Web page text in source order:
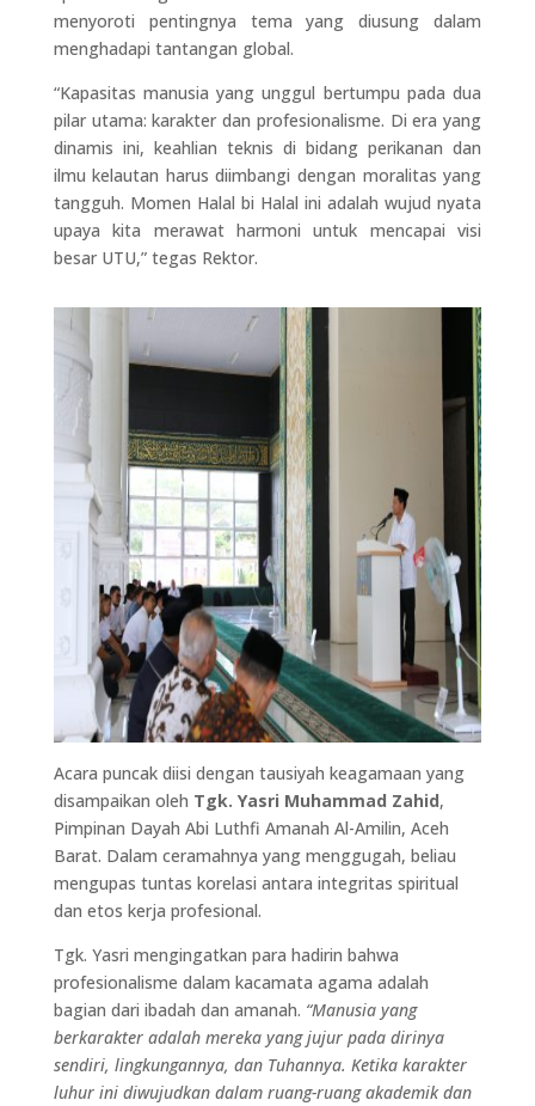
menyoroti pentingnya tema yang diusung dalam
menghadapi tantangan global.
“Kapasitas manusia yang unggul bertumpu pada dua
pilar utama: karakter dan profesionalisme. Di era yang
dinamis ini, keahlian teknis di bidang perikanan dan
ilmu kelautan harus diimbangi dengan moralitas yang
tangguh. Momen Halal bi Halal ini adalah wujud nyata
upaya kita merawat harmoni untuk mencapai visi
besar UTU,” tegas Rektor.
Acara puncak diisi dengan tausiyah keagamaan yang
disampaikan oleh Tgk. Yasri Muhammad Zahid,
Pimpinan Dayah Abi Luthfi Amanah Al-Amilin, Aceh
Barat. Dalam ceramahnya yang menggugah, beliau
mengupas tuntas korelasi antara integritas spiritual
dan etos kerja profesional.
Tgk. Yasri mengingatkan para hadirin bahwa
profesionalisme dalam kacamata agama adalah
bagian dari ibadah dan amanah. “Manusia yang
berkarakter adalah mereka yang jujur pada dirinya
sendiri, lingkungannya, dan Tuhannya. Ketika karakter
luhur ini diwujudkan dalam ruang-ruang akademik dan